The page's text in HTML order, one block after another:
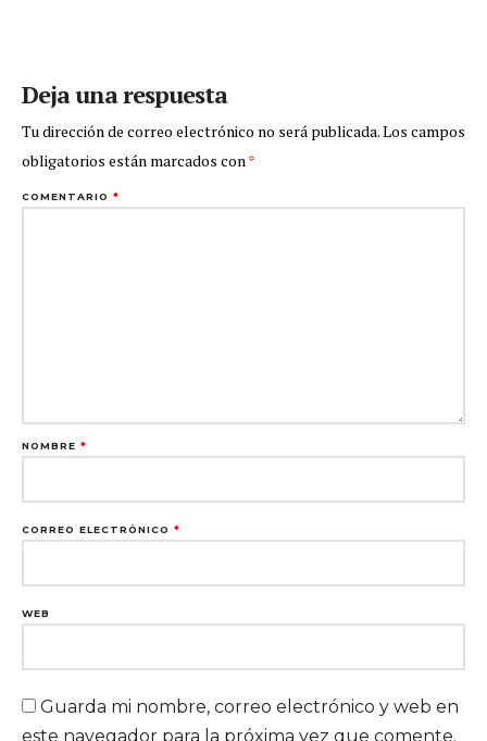
Deja una respuesta
Tu dirección de correo electrónico no será publicada.Los campos
obligatorios están marcados con*
COMENTARIO *
NOMBRE *
CORREO ELECTRÓNICO *
WEB
Guarda mi nombre, correo electrónico y web en
este navegador para la próxima vez que comente.